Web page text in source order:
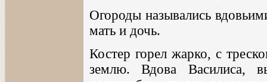
Огороды назывались
мать и дочь.
Костер горел жарко, с
землю. Вдова Василиса,